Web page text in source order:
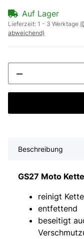
Auf Lager
Lieferzeit: 1 - 3 Werktage
abweichend)
Beschreibung
GS27 Moto
reinigt
entfettend
beseitigt